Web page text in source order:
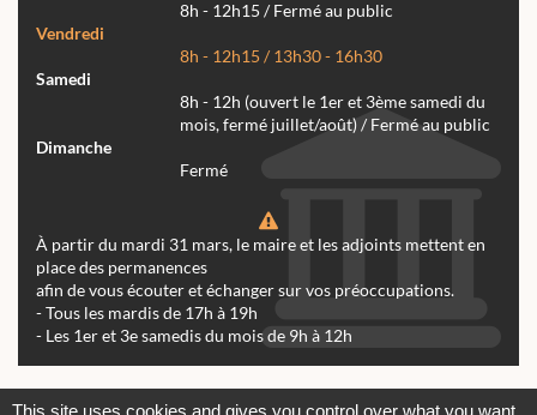
8h - 12h15 / Fermé au public
Vendredi
8h - 12h15 / 13h30 - 16h30
Samedi
8h - 12h (ouvert le 1er et 3ème samedi du
mois, fermé juillet/août) / Fermé au public
Dimanche
Fermé
À partir du mardi 31 mars, le maire et les adjoints mettent en
place des permanences
afin de vous écouter et échanger sur vos préoccupations.
- Tous les mardis de 17h à 19h
- Les 1er et 3e samedis du mois de 9h à 12h
This site uses cookies and gives you control over what you want